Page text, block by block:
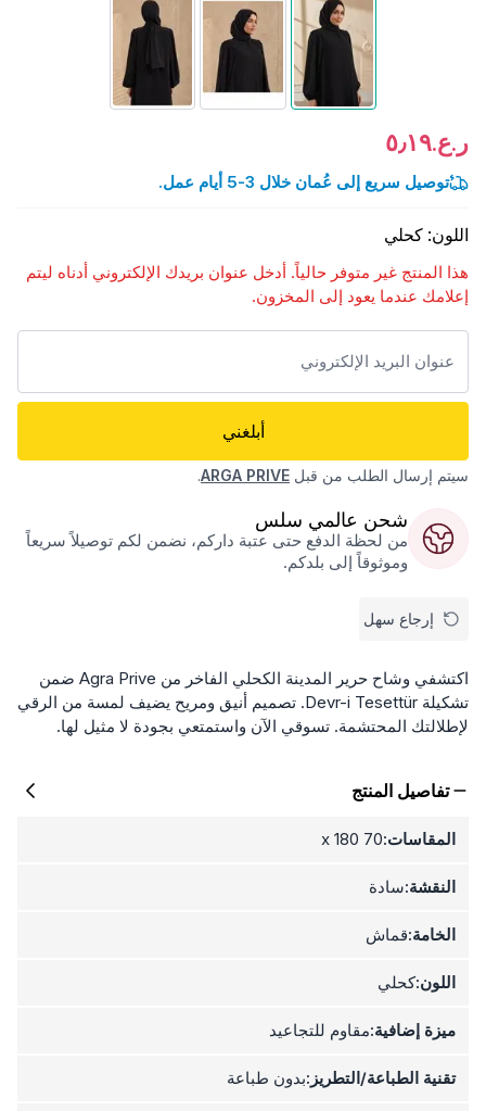
ر.ع.٥٫١٩
توصيل سريع إلى عُمان خلال 3-5 أيام عمل.
اللون: كحلي
هذا المنتج غير متوفر حالياً. أدخل عنوان بريدك الإلكتروني أدناه ليتم
إعلامك عندما يعود إلى المخزون.
أبلغني
سيتم إرسال الطلب من قبل ARGA PRIVE
.
شحن عالمي سلس
من لحظة الدفع حتى عتبة داركم، نضمن لكم توصيلاً سريعاً
وموثوقاً إلى بلدكم.
إرجاع سهل
اكتشفي وشاح حرير المدينة الكحلي الفاخر من Agra Prive ضمن
تشكيلة Devr-i Tesettür. تصميم أنيق ومريح يضيف لمسة من الرقي
لإطلالتك المحتشمة. تسوقي الآن واستمتعي بجودة لا مثيل لها.
تفاصيل المنتج
المقاسات:70 x 180
النقشة:سادة
الخامة:قماش
اللون:كحلي
ميزة إضافية:مقاوم للتجاعيد
تقنية الطباعة/التطريز:بدون طباعة